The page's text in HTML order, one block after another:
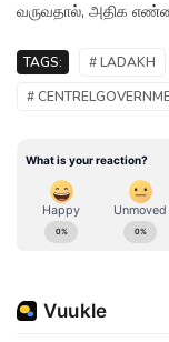
வருவதால், அதிக
TAGS: # LADAKH
#